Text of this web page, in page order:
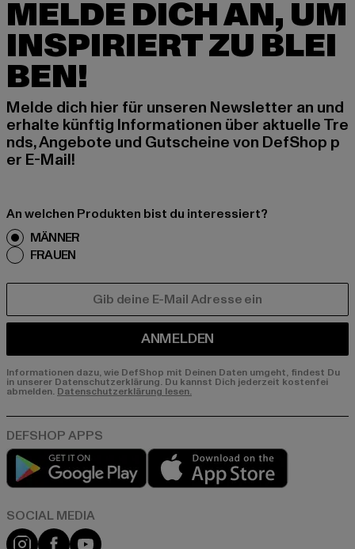
MELDE DICH AN, UM
INSPIRIERT ZU BLEI
BEN!
Melde dich hier für unseren Newsletter an und
erhalte künftig Informationen über aktuelle Tre
nds, Angebote und Gutscheine von DefShop p
er E-Mail!
An welchen Produkten bist du interessiert?
MÄNNER
FRAUEN
ANMELDEN
Informationen dazu, wie DefShop mit Deinen Daten umgeht, findest Du
in unserer Datenschutzerklärung. Du kannst Dich jederzeit kostenfei
abmelden. Datenschutzerklärung lesen.
Play market
Instagram
FacebookYouTube